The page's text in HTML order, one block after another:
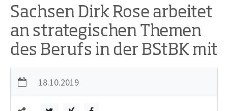
Sachsen Dirk Rose arbeitet
an strategischen Themen
des Berufs in der BStBK mit
18.10.2019